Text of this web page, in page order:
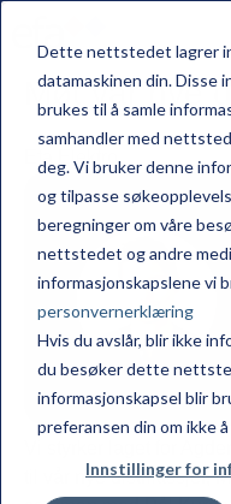
Dette nettstedet lagrer
datamaskinen din. Disse
brukes til å samle
samhandler med
deg. Vi bruker denne
og tilpasse
beregninger om våre
nettstedet og andre
informasjonskapslene vi
personvernerklæring
Hvis du avslår, blir ikke
du besøker dette
informasjonskapsel blir
preferansen din om ikke
Innstillinger for
Møt vår nye
Efa Elektro
Vi styrker laget for
til vår nye distriktssjef,